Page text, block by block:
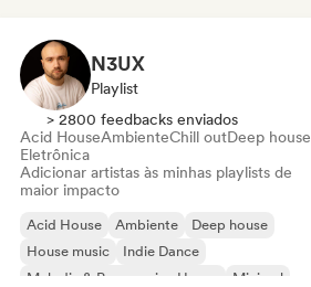
N3UX
Playlist
> 2800 feedbacks enviados
Acid HouseAmbienteChill outDeep house
Eletrônica
Adicionar artistas às minhas playlists de
maior impacto
Acid House Ambiente
Deep house
House music
Indie Dance
Melodic & Progressive House
Minimal